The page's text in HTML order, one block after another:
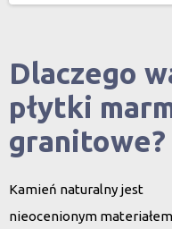
Dlaczego
płytki
granitowe?
Kamień naturalny jest
nieocenionym